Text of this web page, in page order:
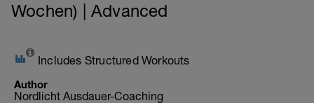
Wochen) | Advanced
Includes Structured Workouts
Author
Nordlicht Ausdauer-Coaching